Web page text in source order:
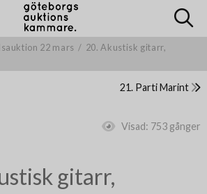
22 mars / 20. Akustisk gitarr,
21. Parti Marint
Visad: 753 gånger
gitarr,